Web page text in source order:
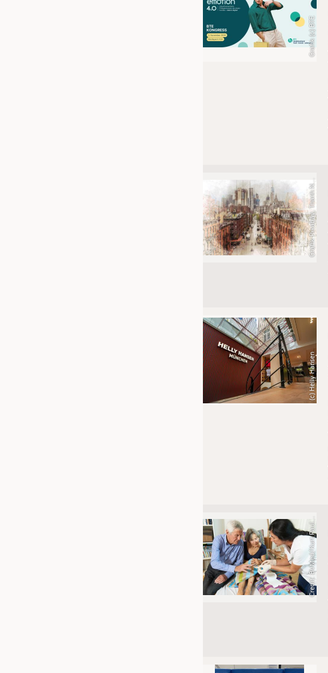
KRÜGER PERSONAL HEADHUNTING Grafik (c) BTE
r
a
f
i
k
P
i
x
a
b
a
y
,
T
h
a
n
h
N
g
u
y
e
n
S
l
(c) Helly Hansen
C
r
e
d
i
t
:
B
V
M
e
d
/
K
u
r
t
P
a
u
l
u
s